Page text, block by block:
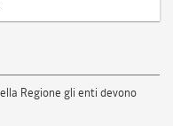
Regione gli enti devono